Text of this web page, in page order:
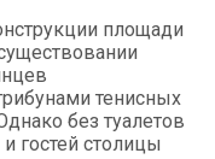
площади
тенисных
без туалетов
гостей столицы